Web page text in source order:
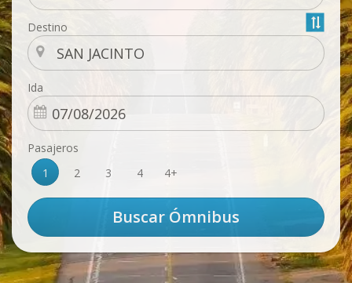
Destino
Ida
Pasajeros
1
2 3 4 4+